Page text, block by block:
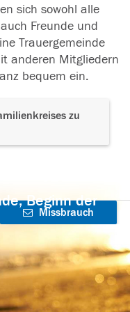
sich sowohl alle
Freunde und
Trauergemeinde
anderen Mitgliedern
bequem ein.
zu
Beginn der
Missbrauch